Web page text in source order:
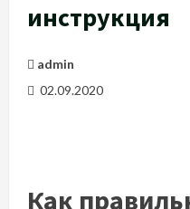
инструкция
admin
02.09.2020
Как